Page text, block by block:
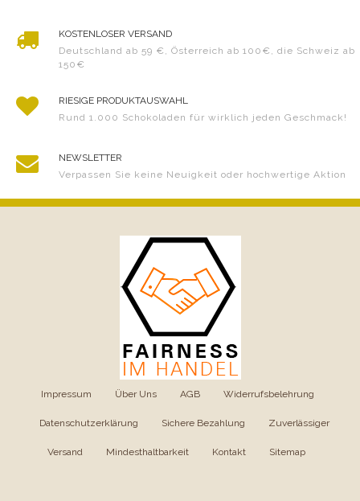
KOSTENLOSER VERSAND
Deutschland ab 59 €, Österreich ab 100€, die Schweiz ab
150€
RIESIGE PRODUKTAUSWAHL
Rund 1.000 Schokoladen für wirklich jeden Geschmack!
NEWSLETTER
Verpassen Sie keine Neuigkeit oder hochwertige Aktion
Impressum Über Uns AGB Widerrufsbelehrung
Datenschutzerklärung Sichere Bezahlung Zuverlässiger
Versand Mindesthaltbarkeit Kontakt Sitemap